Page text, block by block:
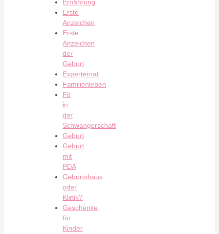
Ernährung
Erste
Anzeichen
Erste
Anzeichen
der
Geburt
Expertenrat
Familienleben
Fit
in
der
Schwangerschaft
Geburt
Geburt
mit
PDA
Geburtshaus
oder
Klinik?
Geschenke
für
Kinder